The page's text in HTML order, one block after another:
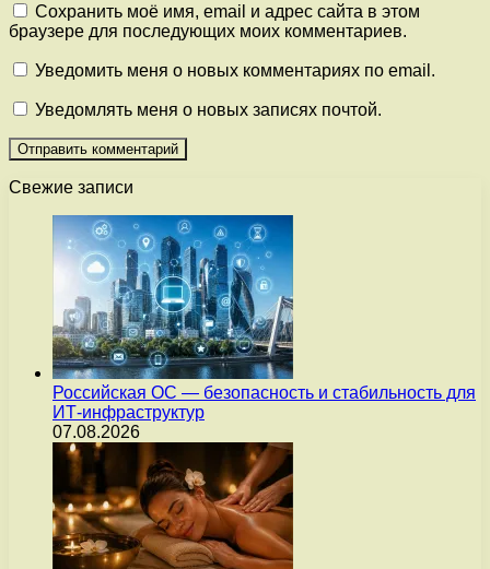
Сохранить моё имя, email и адрес сайта в этом
браузере для последующих моих комментариев.
Уведомить меня о новых комментариях по email.
Уведомлять меня о новых записях почтой.
Свежие записи
Российская ОС — безопасность и стабильность для
ИТ-инфраструктур
07.08.2026